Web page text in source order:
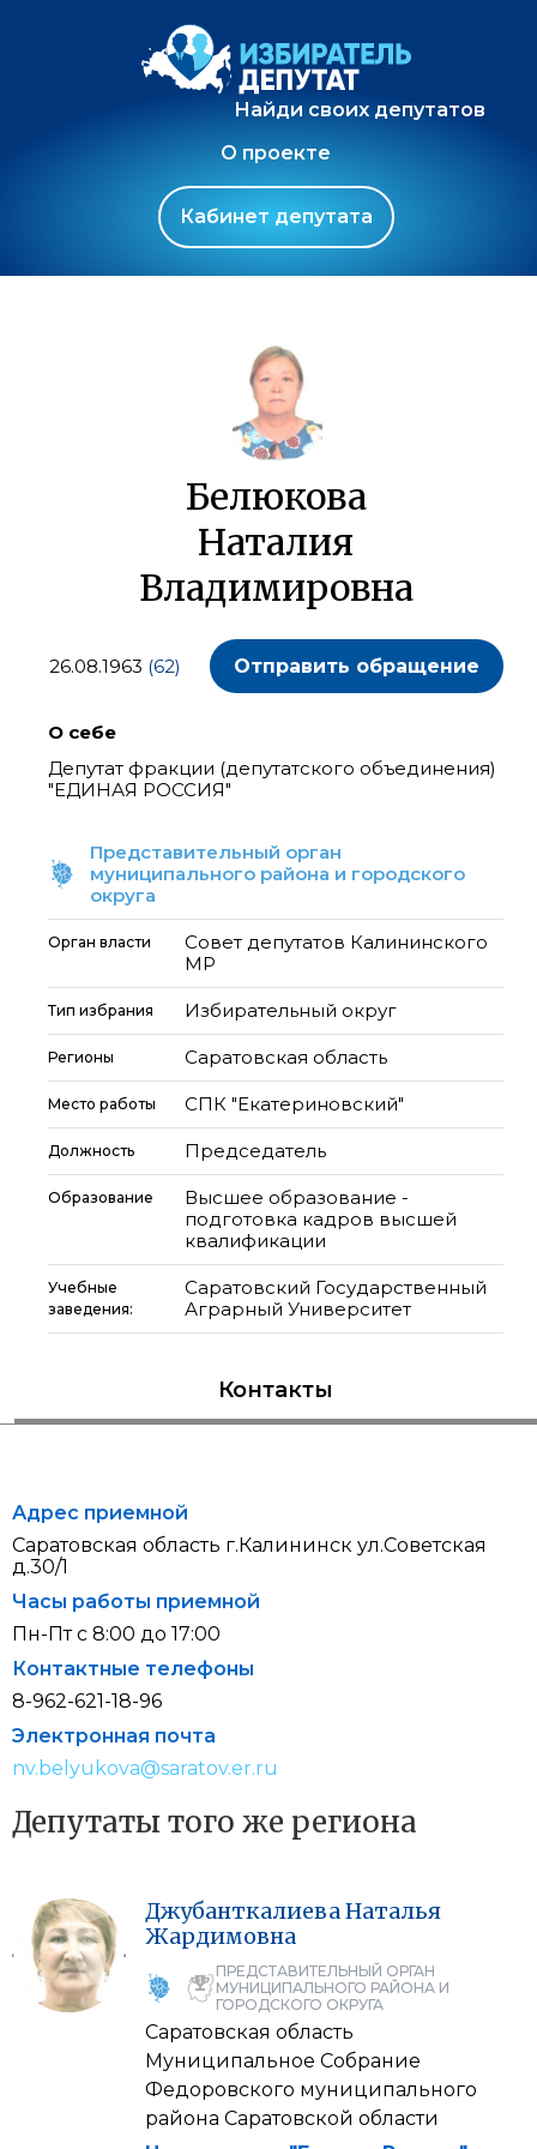
Найди своих депутатов
О проекте
Кабинет депутата
Белюкова
Наталия
Владимировна
26.08.1963 (62) Отправить обращение
О себе
Депутат фракции (депутатского объединения)
"ЕДИНАЯ РОССИЯ"
Представительный орган
муниципального района и городского
округа
Орган власти
Совет депутатов Калининского
МР
Тип избрания Избирательный округ
Регионы Саратовская область
Место работы СПК "Екатериновский"
Должность Председатель
Образование
Высшее образование -
подготовка кадров высшей
квалификации
Учебные
заведения:
Саратовский Государственный
Аграрный Университет
Контакты
Адрес приемной
Саратовская область г.Калининск ул.Советская
д.30/1
Часы работы приемной
Пн-Пт с 8:00 до 17:00
Контактные телефоны
8-962-621-18-96
Электронная почта
nv.belyukova@saratov.er.ru
Депутаты того же региона
ДжубанткалиеваНаталья
Жардимовна
ПРЕДСТАВИТЕЛЬНЫЙ ОРГАН
МУНИЦИПАЛЬНОГО РАЙОНА И
ГОРОДСКОГО ОКРУГА
Саратовская область
Муниципальное Собрание
Федоровского муниципального
района Саратовской области